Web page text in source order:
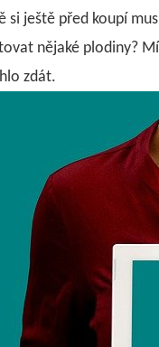
si ještě před koupí
nějaké plodiny?
zdát.